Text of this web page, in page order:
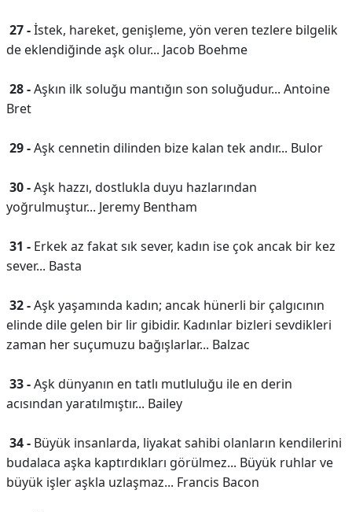
27 -İstek, hareket, genişleme, yön veren tezlere bilgelik
de eklendiğinde aşk olur... Jacob Boehme
28 -Aşkın ilk soluğu mantığın son soluğudur... Antoine
Bret
29 -Aşk cennetin dilinden bize kalan tek andır... Bulor
30 -Aşk hazzı, dostlukla duyu hazlarından
yoğrulmuştur... Jeremy Bentham
31 - Erkek az fakat sık sever, kadın ise çok ancak bir kez
sever... Basta
32 -Aşk yaşamında kadın; ancak hünerli bir çalgıcının
elinde dile gelen bir lir gibidir. Kadınlar bizleri sevdikleri
zaman her suçumuzu bağışlarlar... Balzac
33 -Aşk dünyanın en tatlı mutluluğu ile en derin
acısından yaratılmıştır... Bailey
34 - Büyük insanlarda, liyakat sahibi olanların kendilerini
budalaca aşka kaptırdıkları görülmez... Büyük ruhlar ve
büyük işler aşkla uzlaşmaz... Francis Bacon